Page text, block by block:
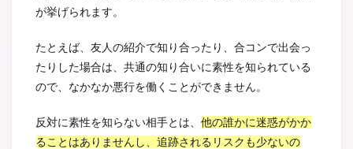
が挙げられます。
たとえば、友人の紹介で知り合ったり、合コンで出会っ
たりした場合は、共通の知り合いに素性を知られている
ので、なかなか悪行を働くことができません。
反対に素性を知らない相手とは、 他の誰かに迷惑がかか
ることはありませんし、追跡されるリスクも少ないの